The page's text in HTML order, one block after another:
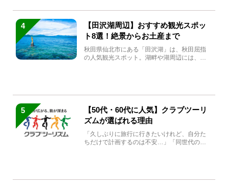
4
【田沢湖周辺】おすすめ観光スポッ
ト8選！絶景からお土産まで
秋田県仙北市にある「田沢湖」は、秋田屈指
の人気観光スポット。湖畔や湖周辺には、田
5
【50代・60代に人気】クラブツーリ
ズムが選ばれる理由
「久しぶりに旅行に行きたいけれど、自分た
ちだけで計画するのは不安…」「同世代の方